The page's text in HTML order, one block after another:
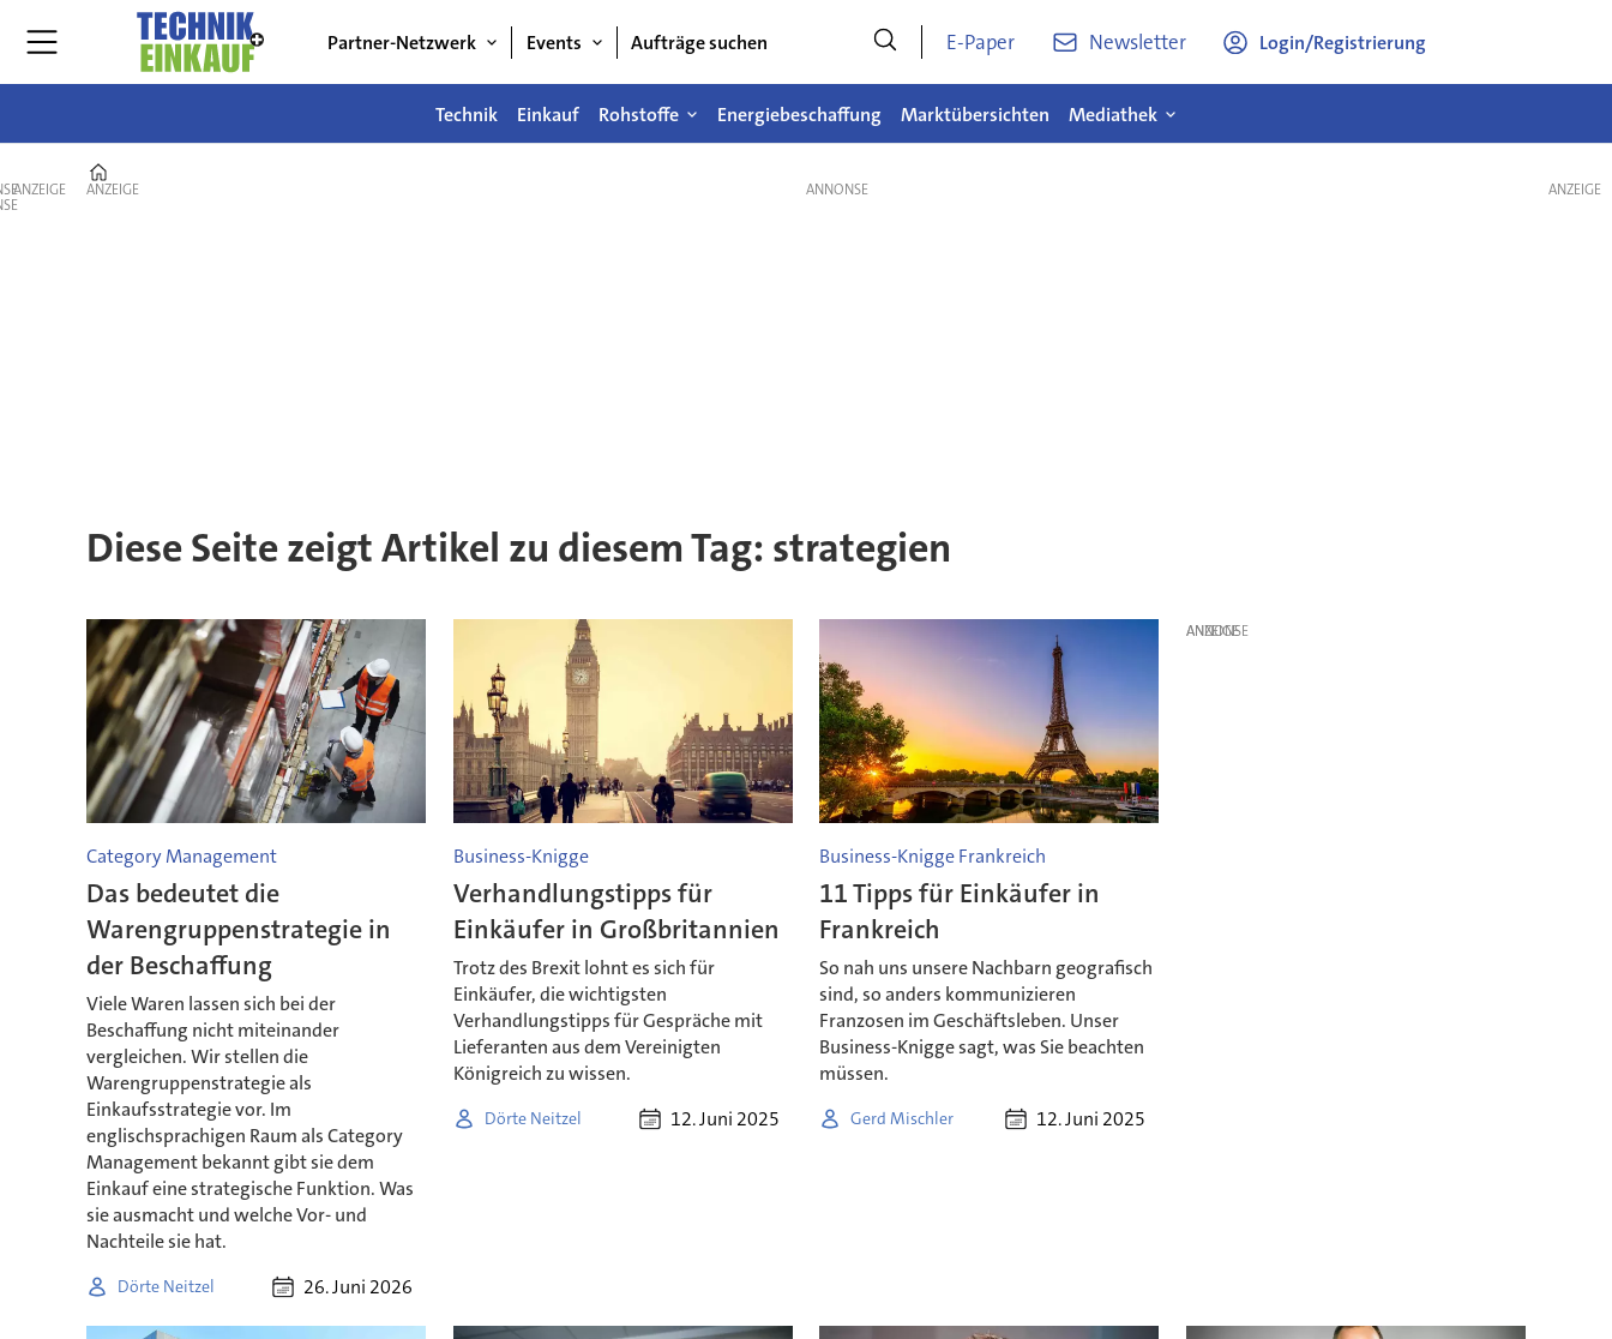
Partner-Netzwerk Events Aufträge suchen E-Paper Newsletter Login/Registrierung
Technik Einkauf Rohstoffe Energiebeschaffung Marktübersichten Mediathek
ANZEIGE ANZEIGE
Diese Seite zeigt Artikel zu diesem Tag: strategien
Category Management
Das bedeutet die
Warengruppenstrategie in
der Beschaffung
Viele Waren lassen sich bei der
Beschaffung nicht miteinander
vergleichen. Wir stellen die
Warengruppenstrategie als
Einkaufsstrategie vor. Im
englischsprachigen Raum als Category
Management bekannt gibt sie dem
Einkauf eine strategische Funktion. Was
sie ausmacht und welche Vor- und
Nachteile sie hat.
Dörte Neitzel 26. Juni 2026
Business-Knigge
Verhandlungstipps für
Einkäufer in Großbritannien
Trotz des Brexit lohnt es sich für
Einkäufer, die wichtigsten
Verhandlungstipps für Gespräche mit
Lieferanten aus dem Vereinigten
Königreich zu wissen.
Dörte Neitzel 12. Juni 2025
Business-Knigge Frankreich
11 Tipps für Einkäufer in
Frankreich
So nah uns unsere Nachbarn geografisch
sind, so anders kommunizieren
Franzosen im Geschäftsleben. Unser
Business-Knigge sagt, was Sie beachten
müssen.
Gerd Mischler 12. Juni 2025
ANZEIGE
ANZEIGE